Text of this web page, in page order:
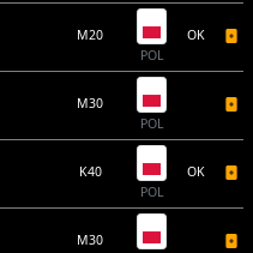
M20
POL
OK
M30
POL
K40
POL
OK
M30